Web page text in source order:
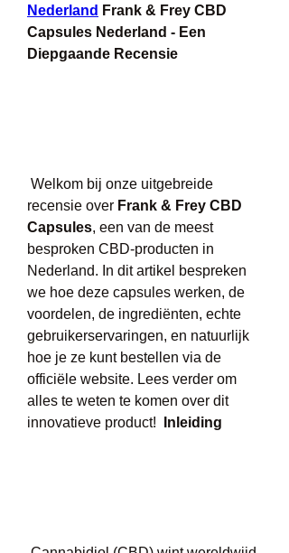
Nederland Frank & Frey CBD
Capsules Nederland - Een
Diepgaande Recensie
recensie over Frank & Frey CBD
Capsules, een van de meest
besproken CBD-producten in
Nederland. In dit artikel bespreken
we hoe deze capsules werken, de
voordelen, de ingrediënten, echte
gebruikerservaringen, en natuurlijk
hoe je ze kunt bestellen via de
officiële website. Lees verder om
alles te weten te komen over dit
innovatieve product!
Inleiding